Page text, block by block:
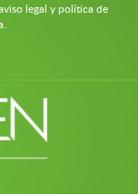
legal y política de